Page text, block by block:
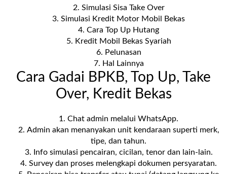
⁠Simulasi Sisa Take Over
⁠Simulasi Kredit Motor Mobil Bekas
⁠Cara Top Up Hutang
⁠Kredit Mobil Bekas Syariah
⁠Pelunasan
⁠Hal Lainnya
Cara Gadai BPKB, Top Up, Take
Over, Kredit Bekas
⁠Chat admin melalui WhatsApp.
Admin akan menanyakan unit kendaraan superti merk,
tipe, dan tahun.
Info simulasi pencairan, cicilan, tenor dan lain-lain.
⁠Survey dan proses melengkapi dokumen persyaratan.